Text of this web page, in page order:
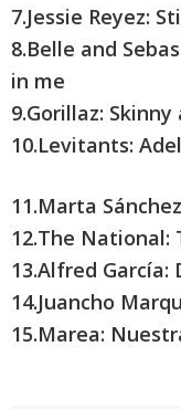
7.Jessie Reyez:
8.Belle and
in me
9.Gorillaz: Skinny
10.Levitants:
11.Marta
12.The National:
13.Alfred García:
14.Juancho
15.Marea: